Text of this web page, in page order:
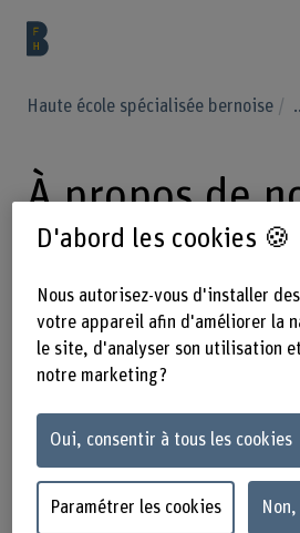
Haute école spécialisée bernoise
À propos de
formations
au
Nous disposons d’une palette de
agronomiques, forestières et
mettent en lien les résultats actuels
travail. Elles s’adressent aux
professionnels et aux conseillers qui
D'abord les cookies 🍪
Nous autorisez-vous d'installer
votre appareil afin d'améliorer la
le site, d'analyser son utilisation
notre marketing ?
Oui, consentir à tous les cookies
Paramétrer les cookies